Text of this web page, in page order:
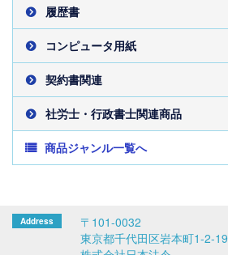
履歴書
コンピュータ用紙
契約書関連
社労士・行政書士関連商品
商品ジャンル一覧へ
〒101-0032
東京都千代田区岩本町1-2-19